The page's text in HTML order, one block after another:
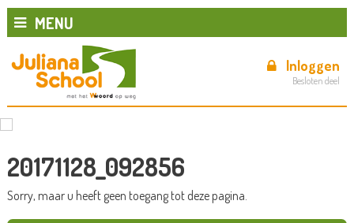
MENU
Inloggen
Besloten deel
20171128_092856
Sorry, maar u heeft geen toegang tot deze pagina.